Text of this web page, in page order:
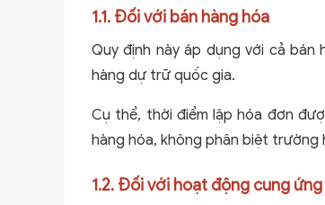
1.1. Đối với bán hàng hóa
Quy định này áp dụng với cả bán
hàng dự trữ quốc gia.
Cụ thể, thời điểm lập hóa đơn
hàng hóa, không phân biệt
1.2. Đối với hoạt động cung